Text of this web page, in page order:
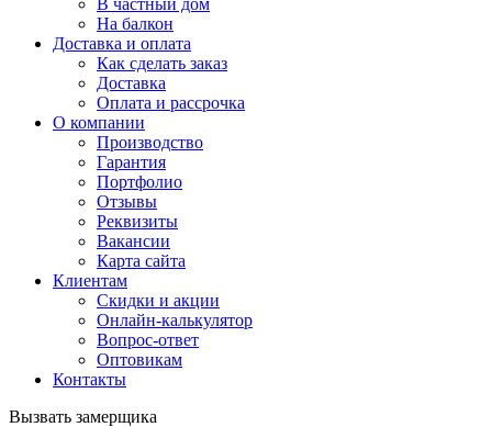
В частный дом
На балкон
Доставка и оплата
Как сделать заказ
Доставка
Оплата и рассрочка
О компании
Производство
Гарантия
Портфолио
Отзывы
Реквизиты
Вакансии
Карта сайта
Клиентам
Скидки и акции
Онлайн-калькулятор
Вопрос-ответ
Оптовикам
Контакты
Вызвать замерщика